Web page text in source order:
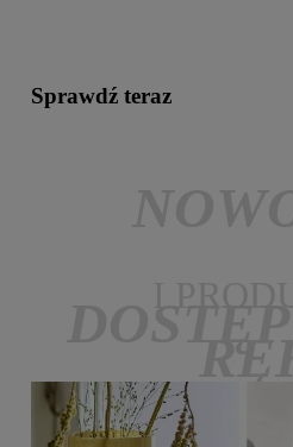
Sprawdź teraz